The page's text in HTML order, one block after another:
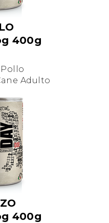
400g
Pollo
Adulto
400g